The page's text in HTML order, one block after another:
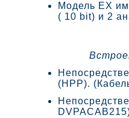
Модель EX
( 10 bit) и 2
(HPP).